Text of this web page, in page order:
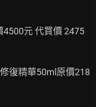
元 代買價 2475
復精華50ml原價218